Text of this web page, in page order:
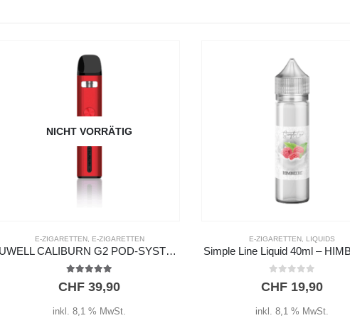
E-ZIGARETTEN, LIQUIDS
Simple Line Liquid 40ml – HIMBEERE
CHF 19,90
inkl. 8,1 % MwSt.
E-ZIGARETTEN, LIQUIDS
Simple Line Liquid 40ml –
CHF 19,90
inkl. 8,1 % MwSt.